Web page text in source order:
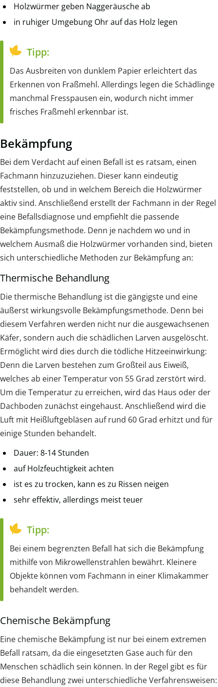
Holzwürmer geben Naggeräusche ab
in ruhiger Umgebung Ohr auf das Holz legen
Tipp:
Das Ausbreiten von dunklem Papier erleichtert das
Erkennen von Fraßmehl. Allerdings legen die Schädlinge
manchmal Fresspausen ein, wodurch nicht immer
frisches Fraßmehl erkennbar ist.
Bekämpfung
Bei dem Verdacht auf einen Befall ist es ratsam, einen
Fachmann hinzuzuziehen. Dieser kann eindeutig
feststellen, ob und in welchem Bereich die Holzwürmer
aktiv sind. Anschließend erstellt der Fachmann in der Regel
eine Befallsdiagnose und empfiehlt die passende
Bekämpfungsmethode. Denn je nachdem wo und in
welchem Ausmaß die Holzwürmer vorhanden sind, bieten
sich unterschiedliche Methoden zur Bekämpfung an:
Thermische Behandlung
Die thermische Behandlung ist die gängigste und eine
äußerst wirkungsvolle Bekämpfungsmethode. Denn bei
diesem Verfahren werden nicht nur die ausgewachsenen
Käfer, sondern auch die schädlichen Larven ausgelöscht.
Ermöglicht wird dies durch die tödliche Hitzeeinwirkung:
Denn die Larven bestehen zum Großteil aus Eiweiß,
welches ab einer Temperatur von 55 Grad zerstört wird.
Um die Temperatur zu erreichen, wird das Haus oder der
Dachboden zunächst eingehaust. Anschließend wird die
Luft mit Heißluftgebläsen auf rund 60 Grad erhitzt und für
einige Stunden behandelt.
Dauer: 8-14 Stunden
auf Holzfeuchtigkeit achten
ist es zu trocken, kann es zu Rissen neigen
sehr effektiv, allerdings meist teuer
Tipp:
Bei einem begrenzten Befall hat sich die Bekämpfung
mithilfe von Mikrowellenstrahlen bewährt. Kleinere
Objekte können vom Fachmann in einer Klimakammer
behandelt werden.
Chemische Bekämpfung
Eine chemische Bekämpfung ist nur bei einem extremen
Befall ratsam, da die eingesetzten Gase auch für den
Menschen schädlich sein können. In der Regel gibt es für
diese Behandlung zwei unterschiedliche Verfahrensweisen: